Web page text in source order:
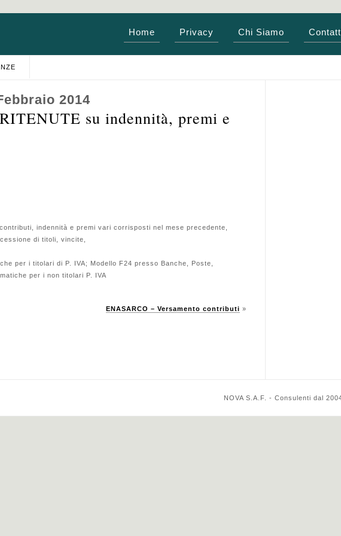
Home Privacy Chi Siamo
2014
su indennità, premi e
indennità e premi vari corrisposti nel mese precedente,
di titoli, vincite,
per i titolari di P. IVA; Modello F24 presso Banche, Poste,
per i non titolari P. IVA
ENASARCO – Versamento contributi »
NOVA S.A.F. - Consulenti dal